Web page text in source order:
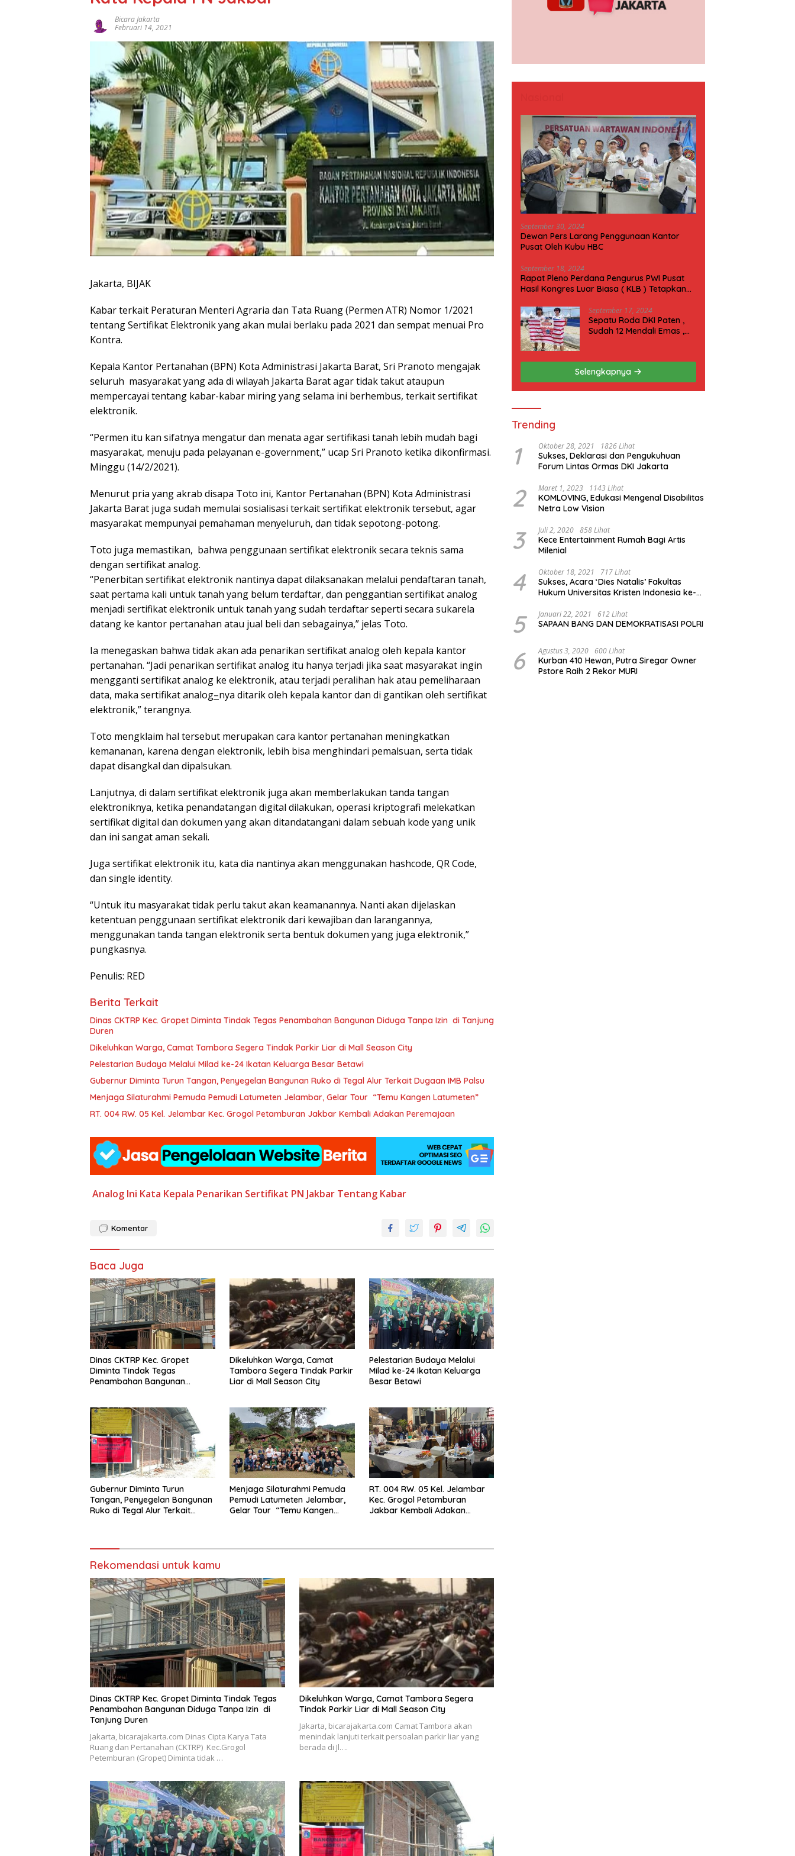
Bicara Jakarta
Februari 14, 2021
Jakarta, BIJAK
Kabar terkait Peraturan Menteri Agraria dan Tata Ruang (Permen ATR) Nomor 1/2021
tentang Sertifikat Elektronik yang akan mulai berlaku pada 2021 dan sempat menuai Pro
Kontra.
Kepala Kantor Pertanahan (BPN) Kota Administrasi Jakarta Barat, Sri Pranoto mengajak
seluruh masyarakat yang ada di wilayah Jakarta Barat agar tidak takut ataupun
mempercayai tentang kabar-kabar miring yang selama ini berhembus, terkait sertifikat
elektronik.
“Permen itu kan sifatnya mengatur dan menata agar sertifikasi tanah lebih mudah bagi
masyarakat, menuju pada pelayanan e-government,” ucap Sri Pranoto ketika dikonfirmasi.
Minggu (14/2/2021).
Menurut pria yang akrab disapa Toto ini, Kantor Pertanahan (BPN) Kota Administrasi
Jakarta Barat juga sudah memulai sosialisasi terkait sertifikat elektronik tersebut, agar
masyarakat mempunyai pemahaman menyeluruh, dan tidak sepotong-potong.
Toto juga memastikan, bahwa penggunaan sertifikat elektronik secara teknis sama
dengan sertifikat analog.
“Penerbitan sertifikat elektronik nantinya dapat dilaksanakan melalui pendaftaran tanah,
saat pertama kali untuk tanah yang belum terdaftar, dan penggantian sertifikat analog
menjadi sertifikat elektronik untuk tanah yang sudah terdaftar seperti secara sukarela
datang ke kantor pertanahan atau jual beli dan sebagainya,” jelas Toto.
Ia menegaskan bahwa tidak akan ada penarikan sertifikat analog oleh kepala kantor
pertanahan. “Jadi penarikan sertifikat analog itu hanya terjadi jika saat masyarakat ingin
mengganti sertifikat analog ke elektronik, atau terjadi peralihan hak atau pemeliharaan
data, maka sertifikat analog–nya ditarik oleh kepala kantor dan di gantikan oleh sertifikat
elektronik,” terangnya.
Toto mengklaim hal tersebut merupakan cara kantor pertanahan meningkatkan
kemananan, karena dengan elektronik, lebih bisa menghindari pemalsuan, serta tidak
dapat disangkal dan dipalsukan.
Lanjutnya, di dalam sertifikat elektronik juga akan memberlakukan tanda tangan
elektroniknya, ketika penandatangan digital dilakukan, operasi kriptografi melekatkan
sertifikat digital dan dokumen yang akan ditandatangani dalam sebuah kode yang unik
dan ini sangat aman sekali.
Juga sertifikat elektronik itu, kata dia nantinya akan menggunakan hashcode, QR Code,
dan single identity.
“Untuk itu masyarakat tidak perlu takut akan keamanannya. Nanti akan dijelaskan
ketentuan penggunaan sertifikat elektronik dari kewajiban dan larangannya,
menggunakan tanda tangan elektronik serta bentuk dokumen yang juga elektronik,”
pungkasnya.
Penulis: RED
Berita Terkait
Dinas CKTRP Kec. Gropet Diminta Tindak Tegas Penambahan Bangunan Diduga Tanpa Izin di Tanjung
Duren
Dikeluhkan Warga, Camat Tambora Segera Tindak Parkir Liar di Mall Season City
Pelestarian Budaya Melalui Milad ke-24 Ikatan Keluarga Besar Betawi
Gubernur Diminta Turun Tangan, Penyegelan Bangunan Ruko di Tegal Alur Terkait Dugaan IMB Palsu
Menjaga Silaturahmi Pemuda Pemudi Latumeten Jelambar, Gelar Tour “Temu Kangen Latumeten”
RT. 004 RW. 05 Kel. Jelambar Kec. Grogol Petamburan Jakbar Kembali Adakan Peremajaan
Analog Ini Kata Kepala Penarikan Sertifikat PN Jakbar Tentang Kabar
Komentar
Baca Juga
Dinas CKTRP Kec. Gropet
Diminta Tindak Tegas
Penambahan Bangunan
Dikeluhkan Warga, Camat
Tambora Segera Tindak Parkir
Liar di Mall Season City
Pelestarian Budaya Melalui
Milad ke-24 Ikatan Keluarga
Besar Betawi
Gubernur Diminta Turun
Tangan, Penyegelan Bangunan
Ruko di Tegal Alur Terkait
Menjaga Silaturahmi Pemuda
Pemudi Latumeten Jelambar,
Gelar Tour “Temu Kangen
RT. 004 RW. 05 Kel. Jelambar
Kec. Grogol Petamburan
Jakbar Kembali Adakan
Rekomendasi untuk kamu
Dinas CKTRP Kec. Gropet Diminta Tindak Tegas
Penambahan Bangunan Diduga Tanpa Izin di
Tanjung Duren
Jakarta, bicarajakarta.com Dinas Cipta Karya Tata
Ruang dan Pertanahan (CKTRP) Kec.Grogol
Petemburan (Gropet) Diminta tidak …
Dikeluhkan Warga, Camat Tambora Segera
Tindak Parkir Liar di Mall Season City
Jakarta, bicarajakarta.com Camat Tambora akan
menindak lanjuti terkait persoalan parkir liar yang
berada di Jl….
September 30, 2024
Dewan Pers Larang Penggunaan Kantor
Pusat Oleh Kubu HBC
September 18, 2024
Rapat Pleno Perdana Pengurus PWI Pusat
Hasil Kongres Luar Biasa ( KLB ) Tetapkan
September 17, 2024
Sepatu Roda DKI Paten ,
Sudah 12 Mendali Emas ,
Selengkapnya
Trending
1 Oktober 28, 2021 1826 Lihat
Sukses, Deklarasi dan Pengukuhuan
Forum Lintas Ormas DKI Jakarta
2 Maret 1, 2023 1143 Lihat
KOMLOVING, Edukasi Mengenal Disabilitas
Netra Low Vision
3 Juli 2, 2020 858 Lihat
Kece Entertainment Rumah Bagi Artis
Milenial
4 Oktober 18, 2021 717 Lihat
Sukses, Acara ‘Dies Natalis’ Fakultas
Hukum Universitas Kristen Indonesia ke-
5 Januari 22, 2021 612 Lihat
SAPAAN BANG DAN DEMOKRATISASI POLRI
6 Agustus 3, 2020 600 Lihat
Kurban 410 Hewan, Putra Siregar Owner
Pstore Raih 2 Rekor MURI